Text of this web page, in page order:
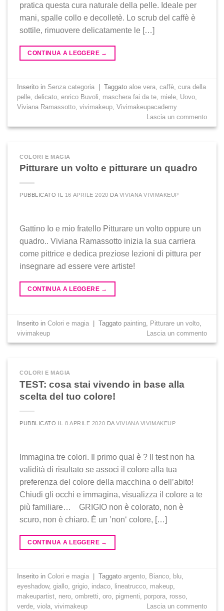
pratica questa cura naturale della pelle. Ideale per
mani, spalle collo e decolletè. Lo scrub del caffè è
sottile, rimuovere delicatamente le […]
CONTINUA A LEGGERE →
Inserito in Senza categoria Taggatoaloe vera ,caffè ,cura della
pelle ,delicato ,enrico Buvoli maschera fai da te miele Uovo
Viviana Ramassotto ,vivimakeup ,Vivimakeupacademy
Lascia un commento
COLORI E MAGIA
Pitturare un volto e pitturare un quadro
PUBBLICATO IL 16 APRILE 2020 DA VIVIANA VIVIMAKEUP
Gattino Io e mio fratello Pitturare un volto oppure un
quadro.. Viviana Ramassotto inizia la sua carriera
come pittrice e dedica preziose lezioni di pittura per
insegnare ad essere vere artiste!
CONTINUA A LEGGERE →
Inserito inColori e magia | Taggato painting Pitturare un volto
vivimakeup
Lascia un commento
COLORI E MAGIA
TEST: cosa stai vivendo in base alla
scelta del tuo colore!
PUBBLICATO IL 8 APRILE 2020 DAVIVIANA VIVIMAKEUP
Immagina tre colori. Il primo qual è ? Il test non ha
validità di risultato se associ il colore alla tua
preferenza del colore della macchina o dell’abito!
Chiudi gli occhi e immagina, visualizza il colore a te
più familiare… GRIGIO non è colorato, non è
scuro, non è chiaro. È un ’non‘ colore, […]
CONTINUA A LEGGERE →
Inserito inColori e magia Taggatoargento, Bianco, blu,
eyeshadow,giallo,grigio, indaco, lineatrucco, makeup,
makeupartist, nero,ombretti,oro, pigmenti, porpora, rosso,
verde,viola,vivimakeup Lascia un commento